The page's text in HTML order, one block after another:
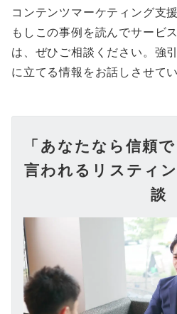
コンテンツマーケティング支
もしこの事例を読んでサービ
は、ぜひご相談ください。強
に立てる情報をお話しさせて
「あなたなら信頼
言われるリスティ
談